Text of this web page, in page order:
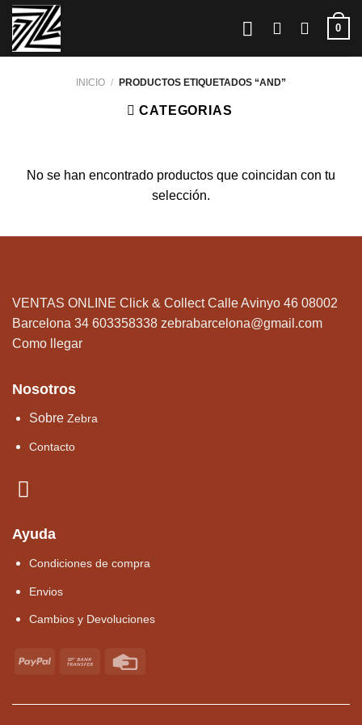
Saltar
contenido
0
INICIO / PRODUCTOS ETIQUETADOS “AND”
CATEGORIAS
No se han encontrado productos que coincidan con tu
selección.
VENTAS ONLINE Click & Collect Calle Avinyo 46 08002
Barcelona 34 603358338 zebrabarcelona@gmail.com
Como llegar
Nosotros
Sobre Zebra
Contacto
Ayuda
Condiciones de compra
Envios
Cambios y Devoluciones